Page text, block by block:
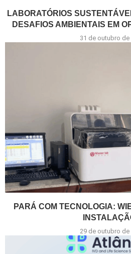
LABORATÓRIOS
DESAFIOS AMBIENTAIS EM
31 de outubro de
PARÁ COM TECNOLOGIA:
29 de outubro de